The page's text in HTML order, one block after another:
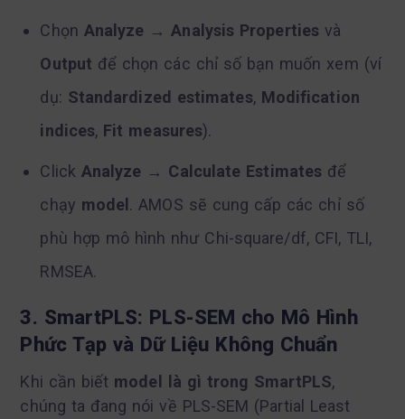
Chọn Analyze →Analysis Properties và
Output để chọn các chỉ số bạn muốn xem (ví
dụ: Standardized estimates, Modification
indices, Fit measures).
Click Analyze → Calculate Estimates để
chạy model. AMOS sẽ cung cấp các chỉ số
phù hợp mô hình như Chi-square/df, CFI, TLI,
RMSEA.
3. SmartPLS: PLS-SEM cho Mô Hình
Phức Tạp và Dữ Liệu Không Chuẩn
Khi cần biết model là gì trong SmartPLS,
chúng ta đang nói về PLS-SEM (Partial Least